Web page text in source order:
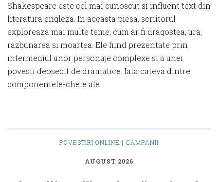
Shakespeare este cel mai cunoscut si influent text din
literatura engleza. In aceasta piesa, scriitorul
exploreaza mai multe teme, cum ar fi dragostea, ura,
razbunarea si moartea. Ele fiind prezentate prin
intermediul unor personaje complexe si a unei
povesti deosebit de dramatice. Iata cateva dintre
componentele-cheie ale
POVESTIRI ONLINE | CAMPANII
AUGUST 2026